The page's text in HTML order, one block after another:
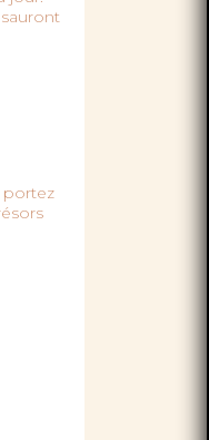
portez